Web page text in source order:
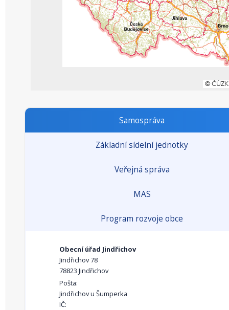
Samospráva
Základní sídelní jednotky
Veřejná správa
MAS
Program rozvoje obce
Obecní úřad Jindřichov
Jindřichov 78
78823 Jindřichov
Pošta:
Jindřichov u Šumperka
IČ: